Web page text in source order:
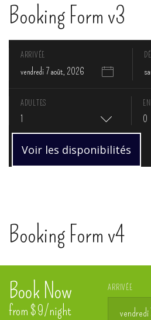
Booking Form v3
ARRIVÉE
vendredi 7 août, 2026
ADULTES
1 0
Voir les disponibilités
Booking Form v4
Book Now
from $9/night
ARRIVÉE